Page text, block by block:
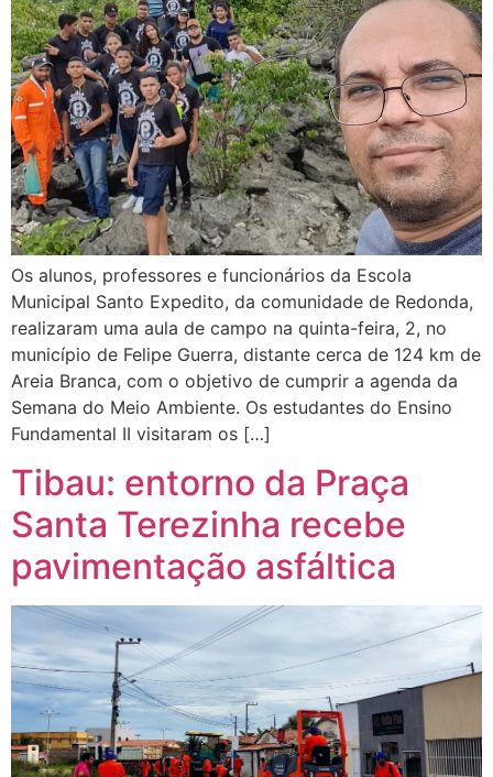
Os alunos, professores e funcionários da Escola
Municipal Santo Expedito, da comunidade de Redonda,
realizaram uma aula de campo na quinta-feira, 2, no
município de Felipe Guerra, distante cerca de 124 km de
Areia Branca, com o objetivo de cumprir a agenda da
Semana do Meio Ambiente. Os estudantes do Ensino
Fundamental II visitaram os […]
Tibau: entorno da Praça
Santa Terezinha recebe
pavimentação asfáltica